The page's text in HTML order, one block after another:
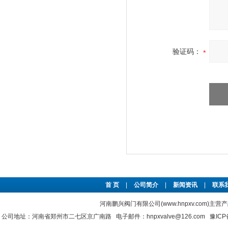
验证码：
首 页 公司简介 新闻资讯 联系
河南鹏兴阀门有限公司(www.hnpxv.com)主营
公司地址：河南省郑州市二七区京广南路 电子邮件：hnpxvalve@126.com 豫ICP